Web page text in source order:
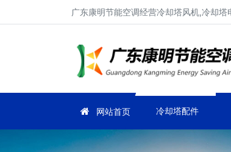
广东康明节能空调经营冷却塔风机,冷却
网站首页 冷却塔配件